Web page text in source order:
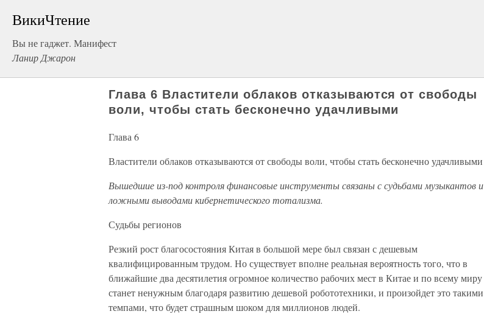
ВикиЧтение
Вы не гаджет. Манифест
Ланир Джарон
Глава 6 Властители облаков отказываются от свободы
воли, чтобы стать бесконечно удачливыми
Глава 6
Властители облаков отказываются от свободы воли, чтобы стать бесконечно удачливыми
Вышедшие из-под контроля финансовые инструменты связаны с судьбами музыкантов и
ложными выводами кибернетического тотализма.
Судьбы регионов
Резкий рост благосостояния Китая в большой мере был связан с дешевым
квалифицированным трудом. Но существует вполне реальная вероятность того, что в
ближайшие два десятилетия огромное количество рабочих мест в Китае и по всему миру
станет ненужным благодаря развитию дешевой робототехники, и произойдет это такими
темпами, что будет страшным шоком для миллионов людей.